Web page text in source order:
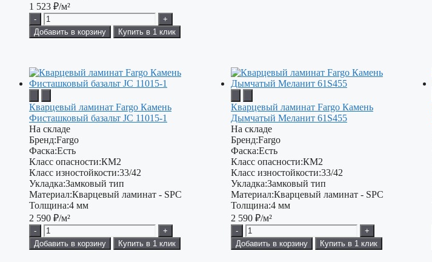
1 523 ₽/м²
-
+
Добавить в корзину
Купить в 1 клик
Кварцевый ламинат Fargo Камень
Фисташковый базальт JC 11015-1
На складе
Бренд:Fargo
Фаска:Есть
Класс опасности:КМ2
Класс изностойкости:33/42
Укладка:Замковый тип
Материал:Кварцевый ламинат - SPC
Толщина:4 мм
2 590 ₽/м²
-
+
Добавить в корзину
Купить в 1 клик
Кварцевый ламинат Fargo Камень
Дымчатый Меланит 61S455
На складе
Бренд:Fargo
Фаска:Есть
Класс опасности:КМ2
Класс изностойкости:33/42
Укладка:Замковый тип
Материал:Кварцевый ламинат - SPC
Толщина:4 мм
2 590 ₽/м²
-
+
Добавить в корзину
Купить в 1 клик